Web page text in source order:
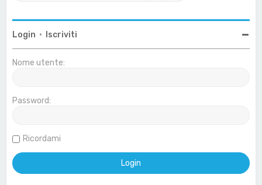
Login • Iscriviti
Nome utente:
Password:
Ricordami